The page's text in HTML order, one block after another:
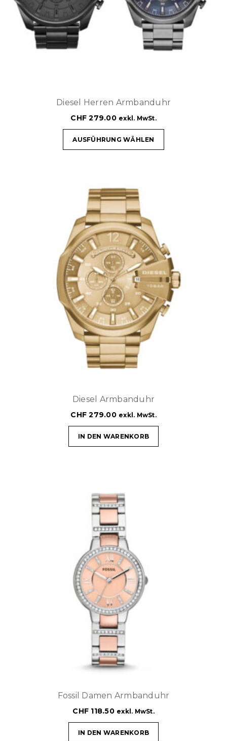
Diesel Herren Armbanduhr
CHF 279.00 exkl. MwSt.
AUSFÜHRUNG WÄHLEN
Diesel Armbanduhr
CHF 279.00 exkl. MwSt.
IN DEN WARENKORB
Fossil Damen Armbanduhr
CHF 118.50 exkl. MwSt.
IN DEN WARENKORB